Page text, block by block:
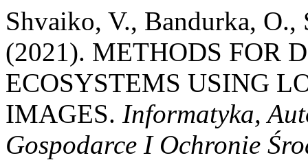
Shvaiko, V., Bandurka,
(2021). METHODS FOR
ECOSYSTEMS USING
IMAGES. Informatyka,
Gospodarce I Ochronie